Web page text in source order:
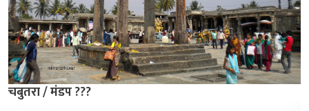
चबुतरा / मंडप ???